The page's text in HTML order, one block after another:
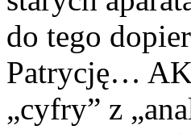
do tego
Patrycję…
„cyfry” z